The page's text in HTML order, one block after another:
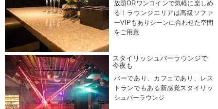
放題ORワンコインで気軽に楽しめ
る！ラウンジエリアは高級ソファ
ーVIPもありシーンに合わせた空間
をご用意
スタイリッシュバーラウンジで
今夜も
バーであり、カフェであり、レス
トランでもある新感覚スタイリッ
シュバーラウンジ